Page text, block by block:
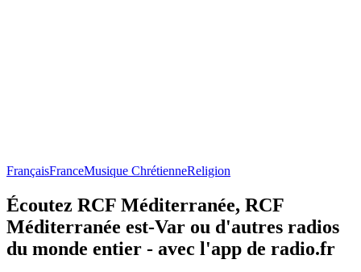
FrançaisFranceMusique ChrétienneReligion
Écoutez RCF Méditerranée, RCF
Méditerranée est-Var ou d'autres radios
du monde entier - avec l'app de radio.fr